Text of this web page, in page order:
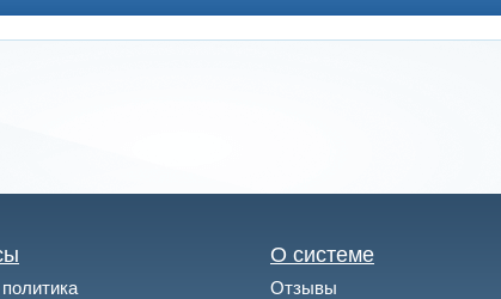
О системе
Отзывы